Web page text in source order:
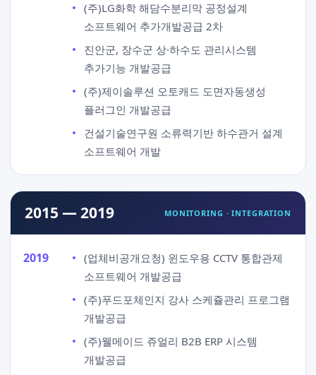
(주)LG화학 해담수분리막 공정설계
소프트웨어 추가개발공급 2차
진안군, 장수군 상·하수도 관리시스템
추가기능 개발공급
(주)제이솔루션 오토캐드 도면자동생성
플러그인 개발공급
건설기술연구원 소류력기반 하수관거 설계
소프트웨어 개발
2015 — 2019 MONITORING · INTEGRATION
2019
(업체비공개요청) 윈도우용 CCTV 통합관제
소프트웨어 개발공급
(주)푸드포체인지 강사 스케쥴관리 프로그램
개발공급
(주)웰메이드 쥬얼리 B2B ERP 시스템
개발공급